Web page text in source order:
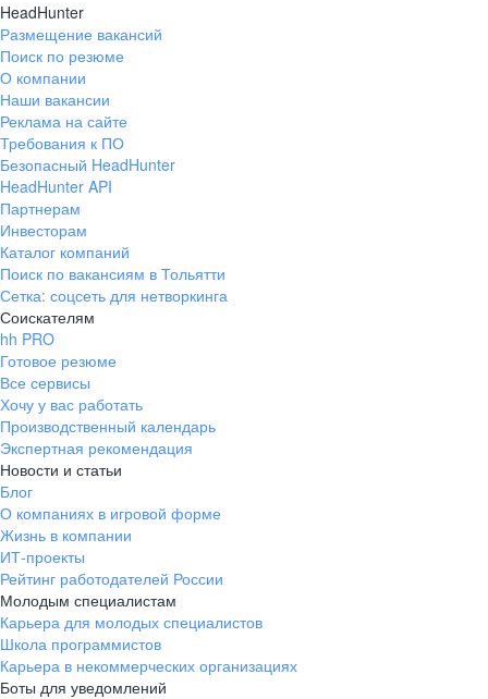
HeadHunter
Размещение вакансий
Поиск по резюме
О компании
Наши вакансии
Реклама на сайте
Требования к ПО
Безопасный HeadHunter
HeadHunter API
Партнерам
Инвесторам
Каталог компаний
Поиск по вакансиям в Тольятти
Сетка: соцсеть для нетворкинга
Соискателям
hh PRO
Готовое резюме
Все сервисы
Хочу у вас работать
Производственный календарь
Экспертная рекомендация
Новости и статьи
Блог
О компаниях в игровой форме
Жизнь в компании
ИТ-проекты
Рейтинг работодателей России
Молодым специалистам
Карьера для молодых специалистов
Школа программистов
Карьера в некоммерческих организациях
Боты для уведомлений